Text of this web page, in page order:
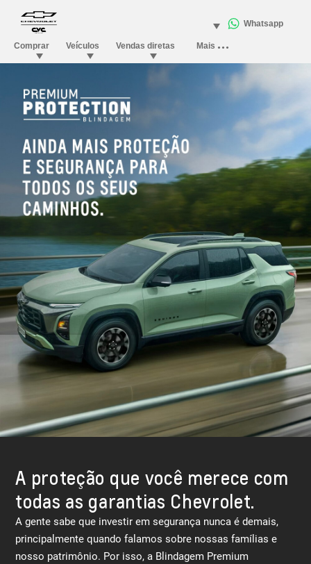
A proteção que você merece com
todas as garantias Chevrolet.
A gente sabe que investir em segurança nunca é demais,
principalmente quando falamos sobre nossas famílias e
nosso patrimônio. Por isso, a Blindagem Premium